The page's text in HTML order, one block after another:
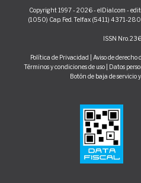
Copyright 1997 - 2026 - elDial.com -
(1050) Cap. Fed. Telfax (5411) 4371-
ISSN Nro.
Política de Privacidad Aviso de derecho
Términos y condiciones de uso| Datos
Botón de baja de servicio